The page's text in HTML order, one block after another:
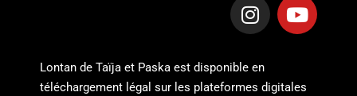
Lontan de Taïja et Paska est disponible en
téléchargement légal sur les plateformes digitales